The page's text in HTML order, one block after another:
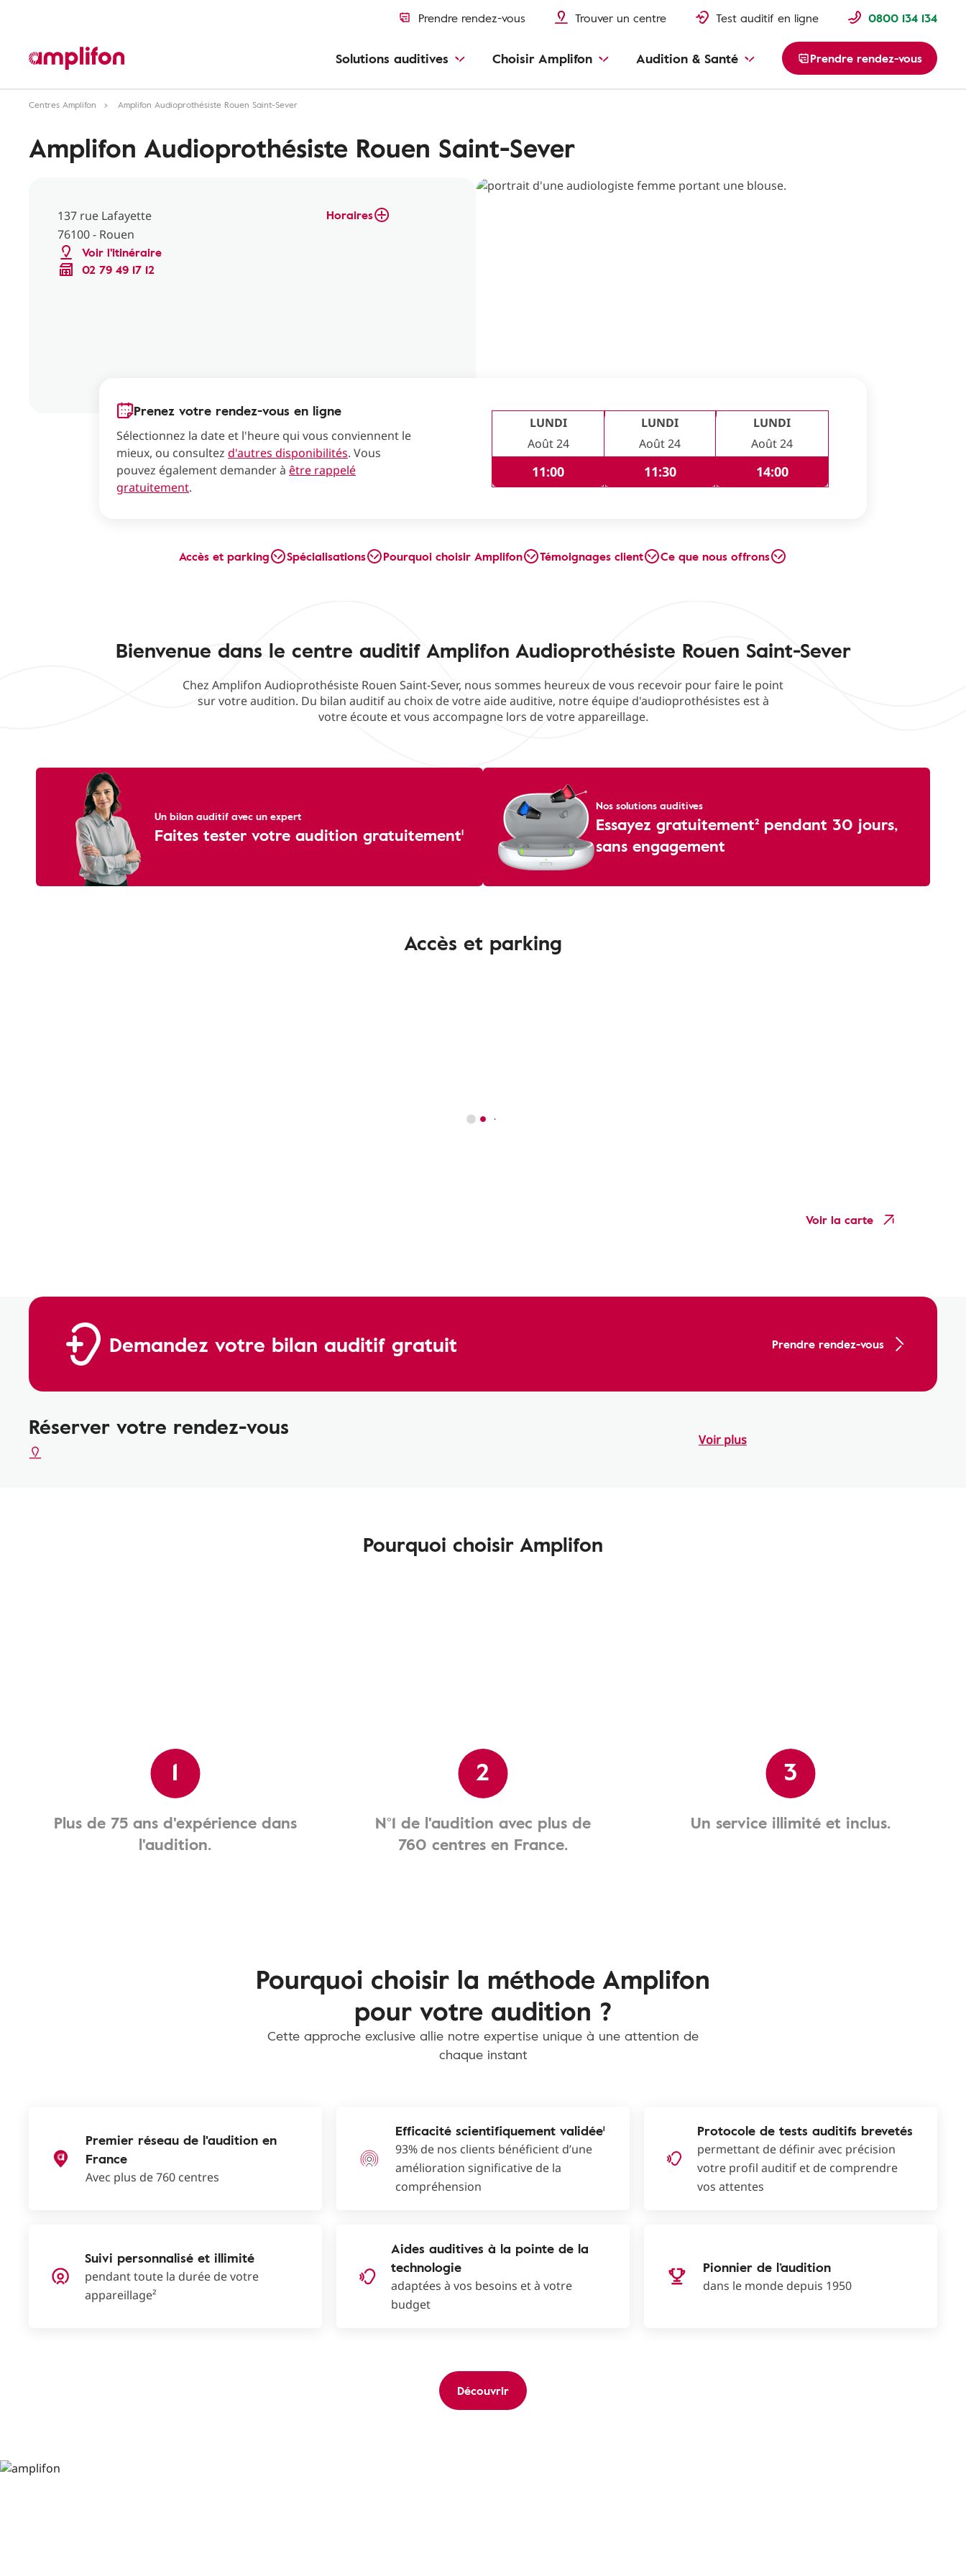
Prendre rendez-vous Trouver un centre Test auditif en ligne 0800 134 134
Solutions auditives Choisir Amplifon Audition & Santé Prendre rendez-vous
Centres Amplifon Amplifon Audioprothésiste Rouen Saint-Sever
Amplifon Audioprothésiste Rouen Saint-Sever
137 rue Lafayette
76100 - Rouen
Voir l'itinéraire
02 79 49 17 12
Horaires
Prenez votre rendez-vous en ligne
Sélectionnez la date et l'heure qui vous conviennent le
mieux, ou consultez d'autres disponibilités. Vous
pouvez également demander à être rappelé
gratuitement.
LUNDI
Août 24
11:00
LUNDI
Août 24
11:30
LUNDI
Août 24
14:00
Accès et parking Spécialisations Pourquoi choisir Amplifon Témoignages client Ce que nous offrons
Bienvenue dans le centre auditif Amplifon Audioprothésiste Rouen Saint-Sever
Chez Amplifon Audioprothésiste Rouen Saint-Sever, nous sommes heureux de vous recevoir pour faire le point
sur votre audition. Du bilan auditif au choix de votre aide auditive, notre équipe d'audioprothésistes est à
votre écoute et vous accompagne lors de votre appareillage.
Un bilan auditif avec un expert
Faites tester votre audition gratuitement¹
Nos solutions auditives
Essayez gratuitement² pendant 30 jours,
sans engagement
Accès et parking
Voir la carte
Demandez votre bilan auditif gratuit Prendre rendez-vous
Réserver votre rendez-vous Voir plus
Pourquoi choisir Amplifon
1
Plus de 75 ans d'expérience dans
l'audition.
2
N°1 de l'audition avec plus de
760 centres en France.
3
Un service illimité et inclus.
Pourquoi choisir la méthode Amplifon
pour votre audition ?
Cette approche exclusive allie notre expertise unique à une attention de
chaque instant
Premier réseau de l'audition en
France
Avec plus de 760 centres
Efficacité scientifiquement validée¹
93% de nos clients bénéficient d’une
amélioration significative de la
compréhension
Protocole de tests auditifs brevetés
permettant de définir avec précision
votre profil auditif et de comprendre
vos attentes
Suivi personnalisé et illimité
pendant toute la durée de votre
appareillage²
Aides auditives à la pointe de la
technologie
adaptées à vos besoins et à votre
budget
Pionnier de l’audition
dans le monde depuis 1950
Découvrir